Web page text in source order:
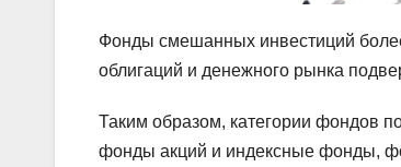
Фонды смешанных инвестиций
облигаций и денежного рынка
Таким образом, категории фондов
фонды акций и индексные фонды,